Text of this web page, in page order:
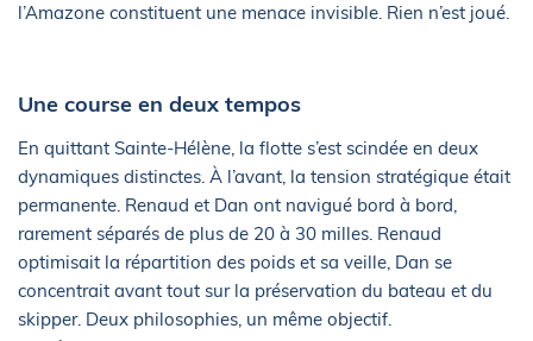
l’Amazone constituent une menace invisible. Rien n’est joué.
Une course en deux tempos
En quittant Sainte-Hélène, la flotte s’est scindée en deux
dynamiques distinctes. À l’avant, la tension stratégique était
permanente. Renaud et Dan ont navigué bord à bord,
rarement séparés de plus de 20 à 30 milles. Renaud
optimisait la répartition des poids et sa veille, Dan se
concentrait avant tout sur la préservation du bateau et du
skipper. Deux philosophies, un même objectif.